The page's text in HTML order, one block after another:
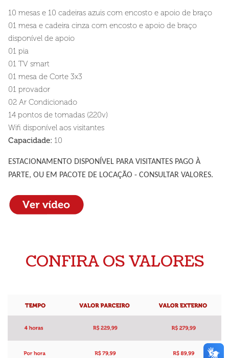
10 mesas e 10 cadeiras azuis com encosto e apoio de braço
01 mesa e cadeira cinza com encosto e apoio de braço
disponível de apoio
01 pia
01 TV smart
01 mesa de Corte 3x3
01 provador
02 Ar Condicionado
14 pontos de tomadas (220v)
Wifi disponível aos visitantes
Capacidade: 10
ESTACIONAMENTO DISPONÍVEL PARA VISITANTES PAGO À
PARTE, OU EM PACOTE DE LOCAÇÃO - CONSULTAR VALORES.
CONFIRA OS VALORES